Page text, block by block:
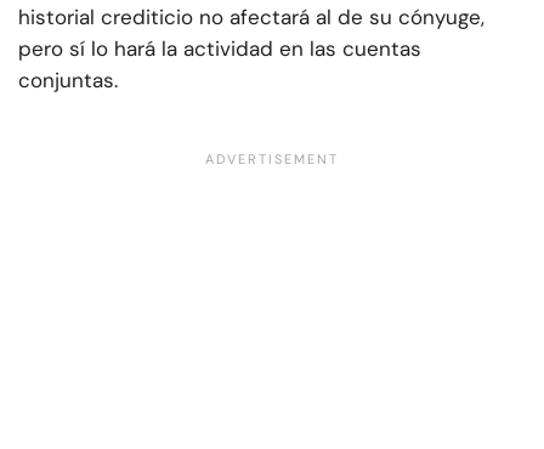
historial crediticio no afectará al de su cónyuge,
pero sí lo hará la actividad en las cuentas
conjuntas.